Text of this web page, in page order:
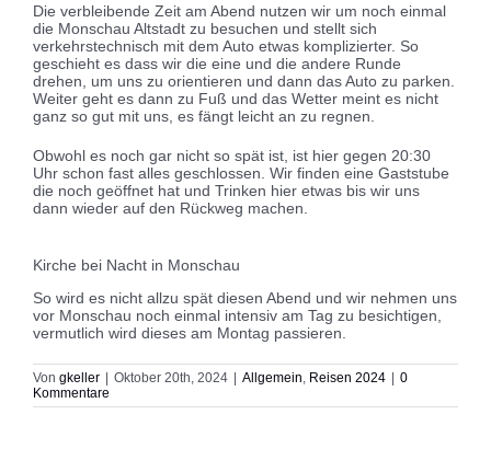
Die verbleibende Zeit am Abend nutzen wir um noch einmal
die Monschau Altstadt zu besuchen und stellt sich
verkehrstechnisch mit dem Auto etwas komplizierter. So
geschieht es dass wir die eine und die andere Runde
drehen, um uns zu orientieren und dann das Auto zu parken.
Weiter geht es dann zu Fuß und das Wetter meint es nicht
ganz so gut mit uns, es fängt leicht an zu regnen.
Obwohl es noch gar nicht so spät ist, ist hier gegen 20:30
Uhr schon fast alles geschlossen. Wir finden eine Gaststube
die noch geöffnet hat und Trinken hier etwas bis wir uns
dann wieder auf den Rückweg machen.
Kirche bei Nacht in Monschau
So wird es nicht allzu spät diesen Abend und wir nehmen uns
vor Monschau noch einmal intensiv am Tag zu besichtigen,
vermutlich wird dieses am Montag passieren.
Von gkeller | Oktober 20th, 2024 | Allgemein Reisen 2024 | 0
Kommentare